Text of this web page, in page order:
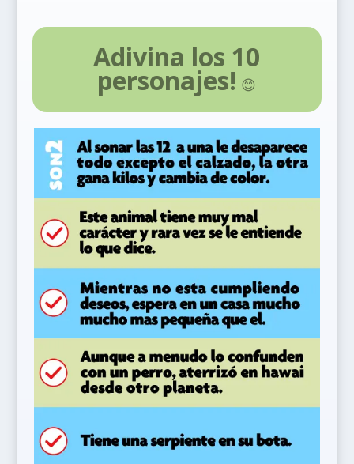
Adivina los 10
personajes! 😊